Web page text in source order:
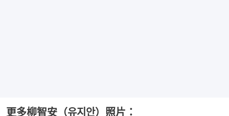
更多柳智安（유지안）照片：